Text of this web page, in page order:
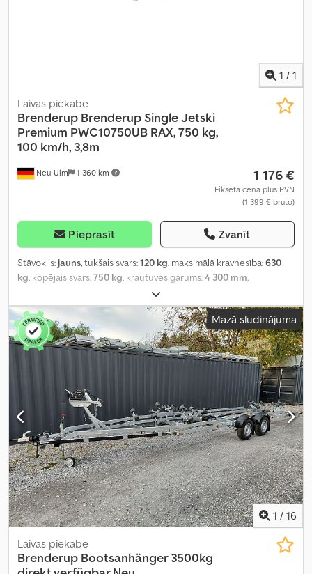
1 / 1
Neu-Ulm 1 360 km
Laivas piekabe
Brenderup Brenderup Single Jetski
Premium PWC10750UB RAX, 750 kg,
100 km/h, 3,8m
1 176 €
Fiksēta cena plus PVN
(1 399 € bruto)
Pieprasīt Zvanīt
Stāvoklis: jauns, tukšais svars:120 kg, maksimālā kravnesība:630
kg, kopējais svars:750 kg, krautuves garums:4 300 mm,
1 580 mm
1 580 mm, Aprīkojums:kabeļu vinča,
Mazā sludinājuma
1 / 16
Laivas piekabe
Brenderup Bootsanhänger 3500kg